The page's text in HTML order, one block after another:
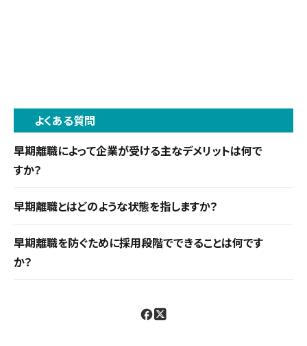
よくある質問
早期離職によって企業が受ける主なデメリットは何で
すか？
中途採用の平均採用コストは約103万円で教育研
修費も無駄になります。人材不足の慢性化・エンゲ
ージメント低下・企業の悪評による採用難の悪循環
が生じるため早期離職防止が重要です。
早期離職とはどのような状態を指しますか？
主に入社から3年以内の離職を指します。厚労省の
調査では2019年度大学卒の31.5%が3年以内に離
職しており、採用・育成コストの損失をもたらす重大
早期離職を防ぐために採用段階でできることは何です
か？
したり、入社後の丁寧なオンボーディングや1on1ミ